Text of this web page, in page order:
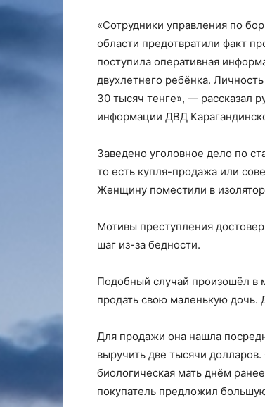
«Сотрудники управления по
области предотвратили факт
поступила оперативная
двухлетнего ребёнка.
30 тысяч тенге», — рассказал
информации ДВД
Заведено уголовное дело по
то есть купля-продажа или
Женщину поместили в
Мотивы преступления
шаг из-за бедности.
Подобный случай произошёл
продать свою маленькую дочь.
Для продажи она нашла
выручить две тысячи
биологическая мать днём
покупатель предложил